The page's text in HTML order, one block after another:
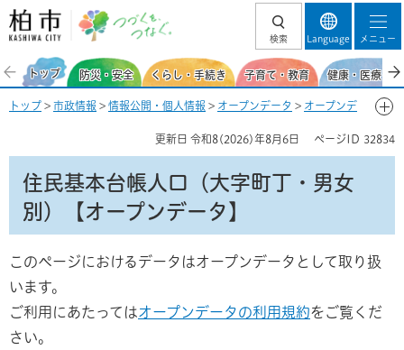
柏市 つづくを、
検索 Language メニュー
トップ 防災・安全 くらし・手続き 子育て・教育 健康・医療・
トップ > 市政情報 > 情報公開・個人情報 > オープンデータ > オープンデ
更新日 令和8(2026)年8月6日 ページID 32834
住民基本台帳人口（大字町丁・男女
別）【オープンデータ】
このページにおけるデータはオープンデータとして取り扱
います。
ご利用にあたってはオープンデータの利用規約をご覧くだ
さい。